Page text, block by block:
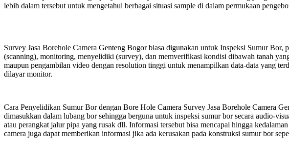
lebih dalam tersebut untuk mengetahui berbagai situasi sample di dalam permukaan
Survey Jasa Borehole Camera Genteng Bogor biasa digunakan untuk Inspeksi Sumur
(scanning), monitoring, menyelidiki (survey), dan memverifikasi kondisi dibawah tanah
maupun pengambilan video dengan resolution tinggi untuk menampilkan data-data yang
dilayar monitor.
Cara Penyelidikan Sumur Bor dengan Bore Hole Camera Survey Jasa Borehole Camera
dimasukkan dalam lubang bor sehingga berguna untuk inspeksi sumur bor secara audio-
atau perangkat jalur pipa yang rusak dll. Informasi tersebut bisa mencapai hingga
camera juga dapat memberikan informasi jika ada kerusakan pada konstruksi sumur bor